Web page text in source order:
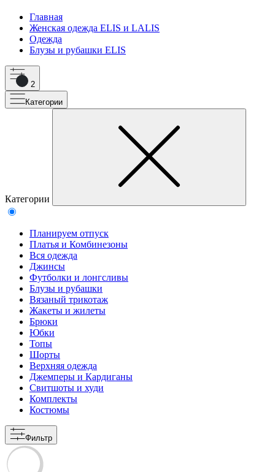
Главная
Женская одежда ELIS и LALIS
Одежда
Блузы и рубашки ELIS
2
Категории
Категории
Планируем отпуск
Платья и Комбинезоны
Вся одежда
Джинсы
Футболки и лонгсливы
Блузы и рубашки
Вязаный трикотаж
Жакеты и жилеты
Брюки
Юбки
Топы
Шорты
Верхняя одежда
Джемперы и Кардиганы
Свитшоты и худи
Комплекты
Костюмы
Фильтр